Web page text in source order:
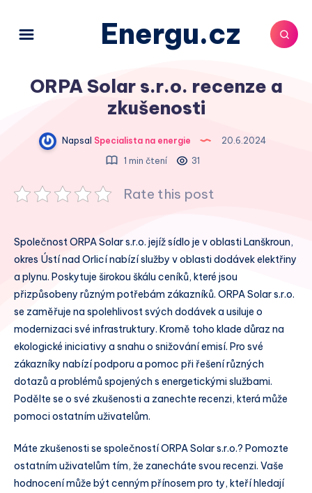
Energu.cz
ORPA Solar s.r.o. recenze a
zkušenosti
Napsal Specialista na energie
20.6.2024
1 min čtení
31
Rate this post
Společnost ORPA Solar s.r.o. jejíž sídlo je v oblasti Lanškroun,
okres Ústí nad Orlicí nabízí služby v oblasti dodávek elektřiny
a plynu. Poskytuje širokou škálu ceníků, které jsou
přizpůsobeny různým potřebám zákazníků. ORPA Solar s.r.o.
se zaměřuje na spolehlivost svých dodávek a usiluje o
modernizaci své infrastruktury. Kromě toho klade důraz na
ekologické iniciativy a snahu o snižování emisí. Pro své
zákazníky nabízí podporu a pomoc při řešení různých
dotazů a problémů spojených s energetickými službami.
Podělte se o své zkušenosti a zanechte recenzi, která může
pomoci ostatním uživatelům.
Máte zkušenosti se společností ORPA Solar s.r.o.? Pomozte
ostatním uživatelům tím, že zanecháte svou recenzi. Vaše
hodnocení může být cenným přínosem pro ty, kteří hledají